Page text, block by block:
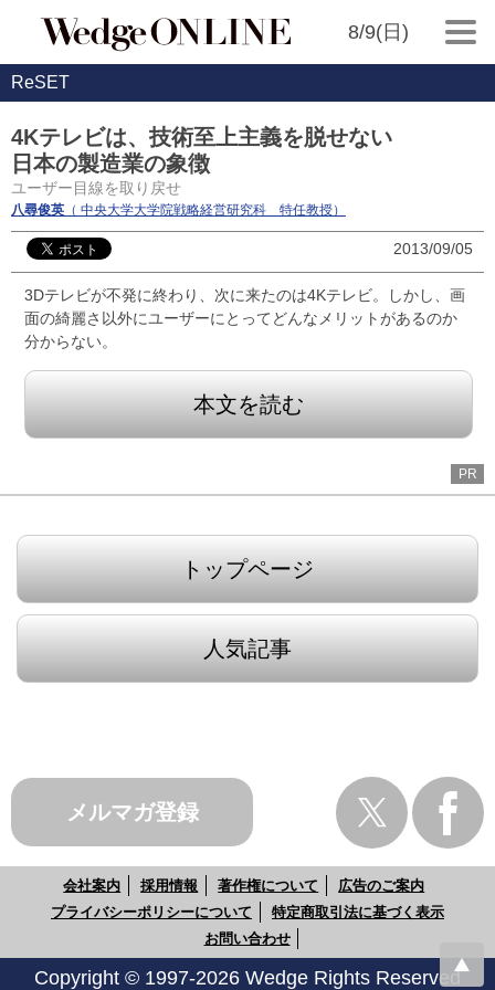
8/9(日)
ReSET
4Kテレビは、技術至上主義を脱せない
日本の製造業の象徴
ユーザー目線を取り戻せ
八尋俊英 （ 中央大学大学院戦略経営研究科 特任教授）
2013/09/05
3Dテレビが不発に終わり、次に来たのは4Kテレビ。しかし、画
面の綺麗さ以外にユーザーにとってどんなメリットがあるのか
分からない。
本文を読む
PR
トップページ
人気記事
メルマガ登録
会社案内 採用情報 著作権について
広告のご案内
プライバシーポリシーについて
特定商取引法に基づく表示
お問い合わせ
Copyright © 1997-2026 Wedge Rights Reserved